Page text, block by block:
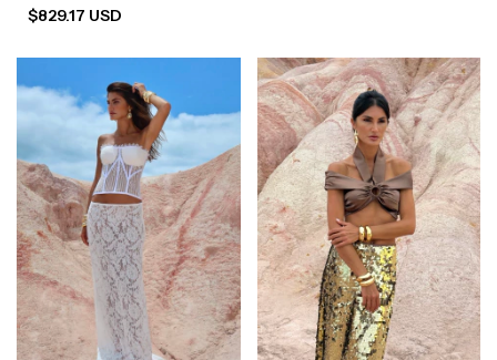
$829.17 USD